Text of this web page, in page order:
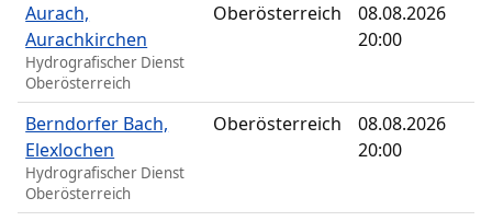
Aurach,
Aurachkirchen
Hydrografischer Dienst
Oberösterreich
Oberösterreich
08.08.2026
20:00
Berndorfer Bach,
Elexlochen
Hydrografischer Dienst
Oberösterreich
Oberösterreich
08.08.2026
20:00